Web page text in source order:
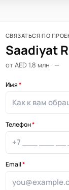
СВЯЗАТЬСЯ ПО
Saadiyat
от AED 1,8 млн · —
Имя*
Телефон*
Email*